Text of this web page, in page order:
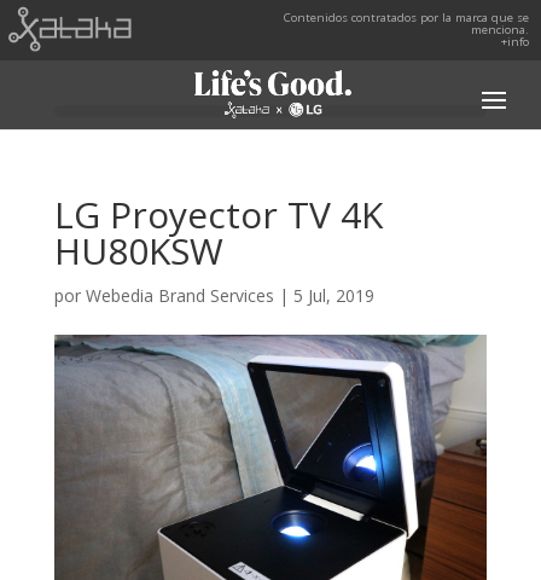
Contenidos contratados por la marca que se
menciona.
+info
LG Proyector TV 4K
HU80KSW
por Webedia Brand Services | 5 Jul, 2019